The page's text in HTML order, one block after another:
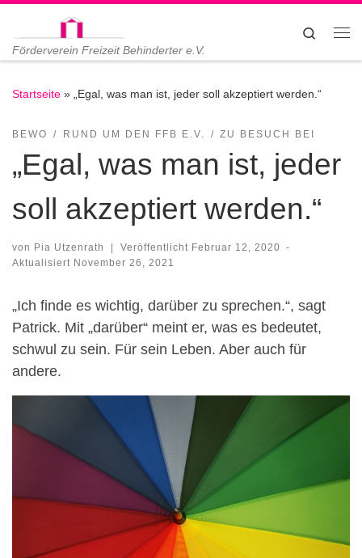
Zum Inhalt springen
Förderverein Freizeit Behinderter e.V.
Search
Startseite » „Egal, was man ist, jeder soll akzeptiert werden.“
BEWO RUND UM DEN FFB E.V. ZU BESUCH BEI
„Egal, was man ist, jeder
soll akzeptiert werden.“
von Pia Utzenrath Veröffentlicht Februar 12, 2020 -
Aktualisiert November 26, 2021
„Ich finde es wichtig, darüber zu sprechen.“, sagt
Patrick. Mit „darüber“ meint er, was es bedeutet,
schwul zu sein. Für sein Leben. Aber auch für
andere.